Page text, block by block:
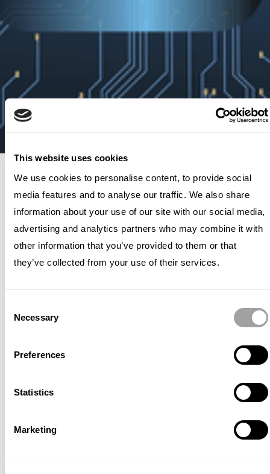
This website uses cookies
We use cookies to personalise content, to provide social
media features and to analyse our traffic. We also share
information about your use of our site with our social media,
advertising and analytics partners who may combine it with
other information that you’ve provided to them or that
they’ve collected from your use of their services.
Selection
Necessary
Preferences
Statistics
Marketing
自 2018 年以来，Archetype 一
直支持思科在法国的发展，通
过公关和社交媒体活动提高了
品牌知名度。我们提高了思科
在网络安全和混合工作等关键
Archetype正在进行的活动以顶
以提高思科的知名度和信誉。
力。我们推出了法国Instagram